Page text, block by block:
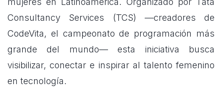
Consultancy Services (TCS) —creadores de
CodeVita, el campeonato de programación más
grande del mundo— esta iniciativa busca
visibilizar, conectar e inspirar al talento femenino
en tecnología.